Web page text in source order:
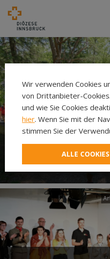
Neuer
Laudato si’
Wir verwenden Cookies
von Drittanbieter-
und wie Sie Cookies
hier. Wenn Sie mit der
stimmen Sie der
ALLE